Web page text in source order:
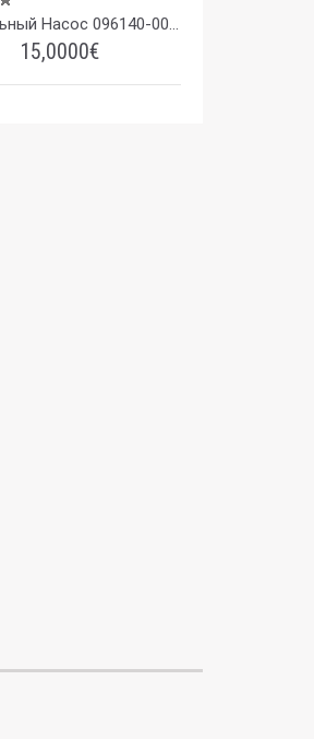
Питательный Насос 096140-0020 Denso 17 Mm
15,0000€